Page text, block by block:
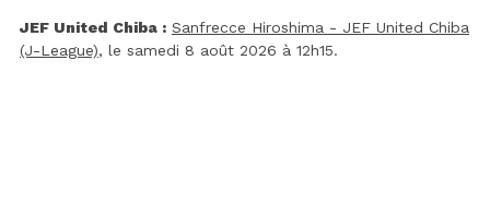
JEF United Chiba : Sanfrecce Hiroshima - JEF United Chiba
(J-League), le samedi 8 août 2026 à 12h15.